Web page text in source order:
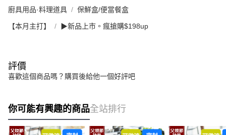
廚具用品·料理道具 保鮮盒/便當餐盒
【本月主打】 ▶新品上市。瘋搶購$198up
評價
喜歡這個商品嗎？購買後給他一個好評吧
你可能有興趣的商品全站排行